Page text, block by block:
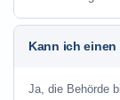
Kann ich
Ja, die Behörde